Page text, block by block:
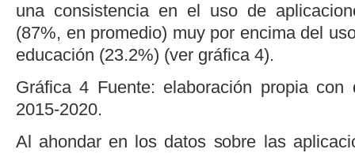
una consistencia en el uso de
(87%, en promedio) muy por encima del
educación (23.2%) (ver gráfica 4).
Gráfica 4 Fuente: elaboración propia
2015-2020.
Al ahondar en los datos sobre las